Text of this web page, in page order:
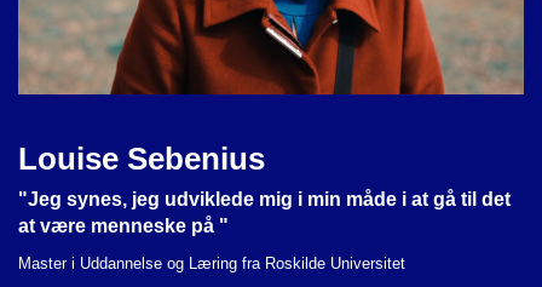
Louise Sebenius
"Jeg synes, jeg udviklede mig i min måde i at gå til det
at være menneske på "
Master i Uddannelse og Læring fra Roskilde Universitet